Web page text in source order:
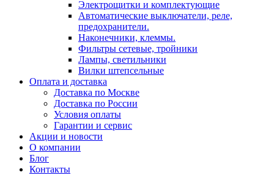
Электрощитки и комплектующие
Автоматические выключатели, реле,
предохранители.
Наконечники, клеммы.
Фильтры сетевые, тройники
Лампы, светильники
Вилки штепсельные
Оплата и доставка
Доставка по Москве
Доставка по России
Условия оплаты
Гарантии и сервис
Акции и новости
О компании
Блог
Контакты